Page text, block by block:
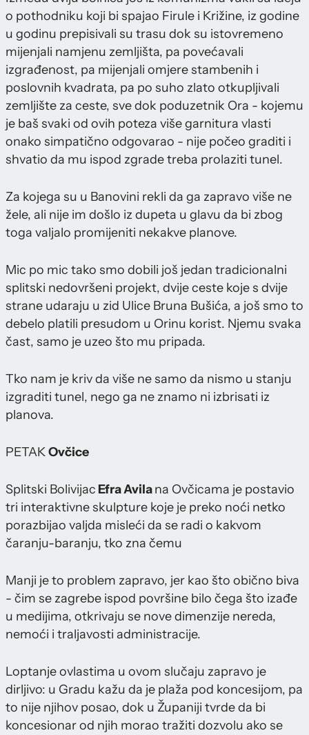
o pothodniku koji bi spajao Firule i Križine, iz godine
u godinu prepisivali su trasu dok su istovremeno
mijenjali namjenu zemljišta, pa povećavali
izgrađenost, pa mijenjali omjere stambenih i
poslovnih kvadrata, pa po suho zlato otkupljivali
zemljište za ceste, sve dok poduzetnik Ora - kojemu
je baš svaki od ovih poteza više garnitura vlasti
onako simpatično odgovarao - nije počeo graditi i
shvatio da mu ispod zgrade treba prolaziti tunel.
Za kojega su u Banovini rekli da ga zapravo više ne
žele, ali nije im došlo iz dupeta u glavu da bi zbog
toga valjalo promijeniti nekakve planove.
Mic po mic tako smo dobili još jedan tradicionalni
splitski nedovršeni projekt, dvije ceste koje s dvije
strane udaraju u zid Ulice Bruna Bušića, a još smo to
debelo platili presudom u Orinu korist. Njemu svaka
čast, samo je uzeo što mu pripada.
Tko nam je kriv da više ne samo da nismo u stanju
izgraditi tunel, nego ga ne znamo ni izbrisati iz
planova.
PETAKOvčice
Splitski Bolivijac Efra Avilana Ovčicama je postavio
tri interaktivne skulpture koje je preko noći netko
porazbijao valjda misleći da se radi o kakvom
čaranju-baranju, tko zna čemu
Manji je to problem zapravo, jer kao što obično biva
- čim se zagrebe ispod površine bilo čega što izađe
u medijima, otkrivaju se nove dimenzije nereda,
nemoći i traljavosti administracije.
Loptanje ovlastima u ovom slučaju zapravo je
dirljivo: u Gradu kažu da je plaža pod koncesijom, pa
to nije njihov posao, dok u Županiji tvrde da bi
koncesionar od njih morao tražiti dozvolu ako se